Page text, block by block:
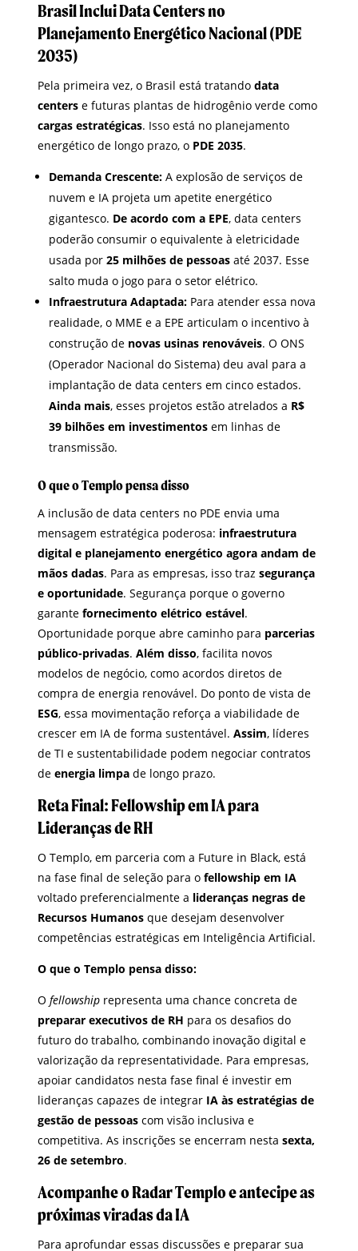
Brasil Inclui Data Centers no
Planejamento Energético Nacional (PDE
2035)
Pela primeira vez, o Brasil está tratandodata
centers e futuras plantas de hidrogênio verde como
cargas estratégicas. Isso está no planejamento
energético de longo prazo, o PDE 2035.
Demanda Crescente: A explosão de serviços de
nuvem e IA projeta um apetite energético
gigantesco. De acordo com a EPE, data centers
poderão consumir o equivalente à eletricidade
usada por25 milhões de pessoas até 2037. Esse
salto muda o jogo para o setor elétrico.
Infraestrutura Adaptada: Para atender essa nova
realidade, o MME e a EPE articulam o incentivo à
construção de novas usinas renováveis. O ONS
(Operador Nacional do Sistema) deu aval para a
implantação de data centers em cinco estados.
Ainda mais, esses projetos estão atrelados a R$
39 bilhões em investimentos em linhas de
transmissão.
O que o Templo pensa disso
A inclusão de data centers no PDE envia uma
mensagem estratégica poderosa: infraestrutura
digital e planejamento energético agora andam de
mãos dadas. Para as empresas, isso trazsegurança
e oportunidade. Segurança porque o governo
garantefornecimento elétrico estável.
Oportunidade porque abre caminho para parcerias
público-privadas.Além disso, facilita novos
modelos de negócio, como acordos diretos de
compra de energia renovável. Do ponto de vista de
ESG, essa movimentação reforça a viabilidade de
crescer em IA de forma sustentável.Assim, líderes
de TI e sustentabilidade podem negociar contratos
deenergia limpa de longo prazo.
Reta Final: Fellowship em IA para
Lideranças de RH
O Templo, em parceria com a Future in Black, está
na fase final de seleção para ofellowship em IA
voltado preferencialmente a lideranças negras de
Recursos Humanos que desejam desenvolver
competências estratégicas em Inteligência Artificial.
O que o Templo pensa disso:
Ofellowship representa uma chance concreta de
preparar executivos de RH para os desafios do
futuro do trabalho, combinando inovação digital e
valorização da representatividade. Para empresas,
apoiar candidatos nesta fase final é investir em
lideranças capazes de integrar IA às estratégias de
gestão de pessoas com visão inclusiva e
competitiva. As inscrições se encerram nestasexta,
26 de setembro.
Acompanhe o Radar Templo e antecipe as
próximas viradas da IA
Para aprofundar essas discussões e preparar sua